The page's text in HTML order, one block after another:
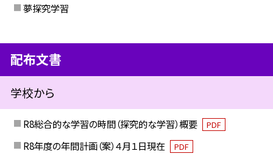
夢探究学習
配布文書
学校から
R8総合的な学習の時間（探究的な学習）概要 PDF
R8年度の年間計画（案）４月１日現在 PDF